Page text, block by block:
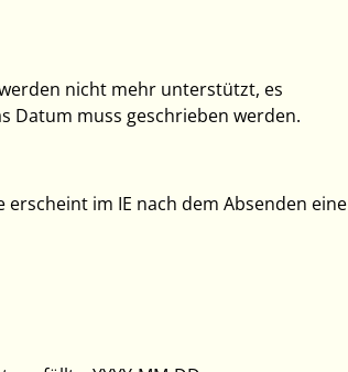
nicht mehr unterstützt, es
Datum muss geschrieben werden.
im IE nach dem Absenden eine